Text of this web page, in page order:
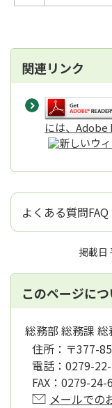
関連リンク
には、Adobe
よくある質問FAQ
掲載日
このページに
総務部 総務課 総
住所： 〒377-
電話： 0279-
FAX： 0279-24-
メールでの